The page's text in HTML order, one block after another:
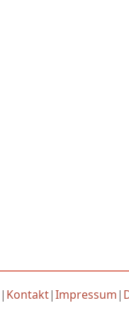
| Kontakt|Impressum|